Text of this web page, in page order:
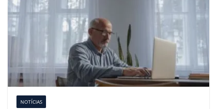
NOTÍCIAS